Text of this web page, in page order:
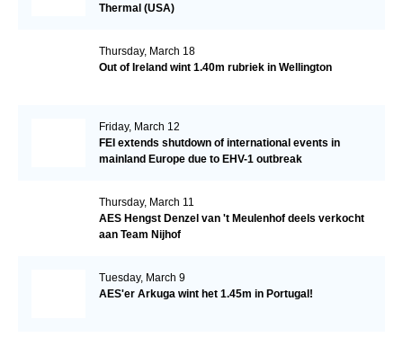
Thermal (USA)
Thursday, March 18
Out of Ireland wint 1.40m rubriek in Wellington
Friday, March 12
FEI extends shutdown of international events in
mainland Europe due to EHV-1 outbreak
Thursday, March 11
AES Hengst Denzel van 't Meulenhof deels verkocht
aan Team Nijhof
Tuesday, March 9
AES'er Arkuga wint het 1.45m in Portugal!